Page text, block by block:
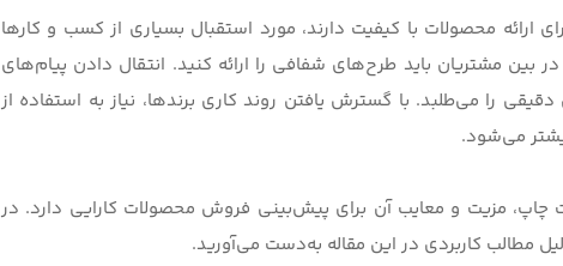
ارائه محصولات با کیفیت دارند، مورد استقبال بسیاری از کسب و کارها
بین مشتریان باید طرح‌های شفافی را ارائه کنید. انتقال دادن پیام‌های
دقیقی را می‌طلبد. با گسترش یافتن روند کاری برندها، نیاز به استفاده از
می‌شود.
چاپ، مزیت و معایب آن برای پیش‌بینی فروش محصولات کارایی دارد. در
مطالب کاربردی در این مقاله به‌دست می‌آورید.